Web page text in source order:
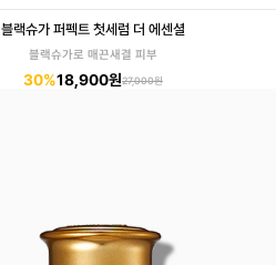
블랙슈가 퍼펙트 첫세럼 더 에센셜
블랙슈가로 매끈새결 피부
30%18,900원27,000원